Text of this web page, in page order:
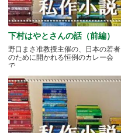
下村はやとさんの話（前編）
野口まさ准教授主催の、日本の若者
のために開かれる恒例のカレー会
で.....